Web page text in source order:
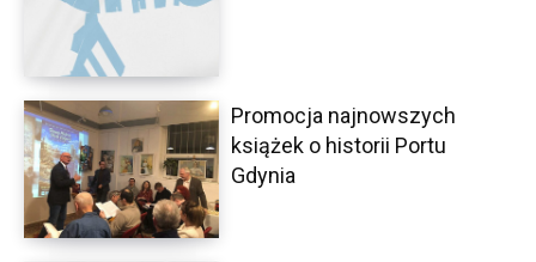
Promocja najnowszych
książek o historii Portu
Gdynia